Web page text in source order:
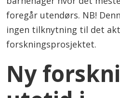
foregår utendørs. NB!
ingen tilknytning til det
forskningsprosjektet.
Ny